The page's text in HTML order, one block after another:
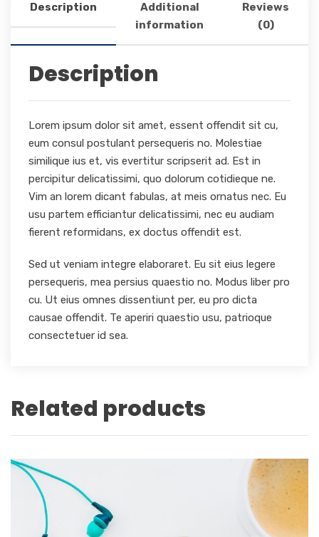
Description
Additional
information
Reviews
(0)
Description
Lorem ipsum dolor sit amet, essent offendit sit cu,
eum consul postulant persequeris no. Molestiae
similique ius et, vis evertitur scripserit ad. Est in
percipitur delicatissimi, quo dolorum cotidieque ne.
Vim an lorem dicant fabulas, at meis ornatus nec. Eu
usu partem efficiantur delicatissimi, nec eu audiam
fierent reformidans, ex doctus offendit est.
Sed ut veniam integre elaboraret. Eu sit eius legere
persequeris, mea persius quaestio no. Modus liber pro
cu. Ut eius omnes dissentiunt per, eu pro dicta
causae offendit. Te aperiri quaestio usu, patrioque
consectetuer id sea.
Related products